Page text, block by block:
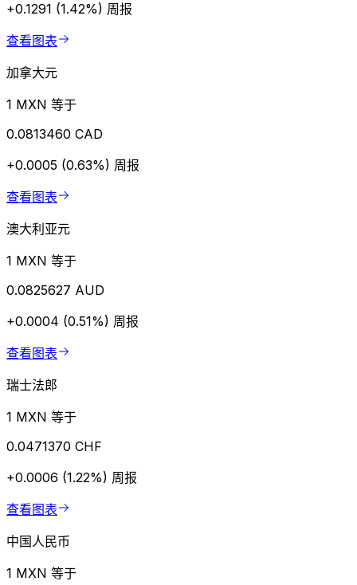
+0.1291 (1.42%) 周报
查看图表
加拿大元
1 MXN 等于
0.0813460 CAD
+0.0005 (0.63%) 周报
查看图表
澳大利亚元
1 MXN 等于
0.0825627 AUD
+0.0004 (0.51%) 周报
查看图表
瑞士法郎
1 MXN 等于
0.0471370 CHF
+0.0006 (1.22%) 周报
查看图表
中国人民币
1 MXN 等于